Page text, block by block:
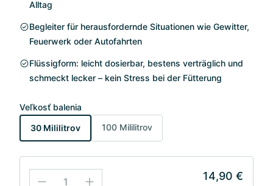
Alltag
Begleiter für herausfordernde Situationen wie Gewitter,
Feuerwerk oder Autofahrten
Flüssigform: leicht dosierbar, bestens verträglich und
schmeckt lecker – kein Stress bei der Fütterung
Veľkosť balenia
30 Mililitrov
100 Mililitrov
14,90 €